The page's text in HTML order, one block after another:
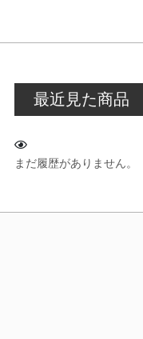
最近見た商品
まだ履歴がありません。